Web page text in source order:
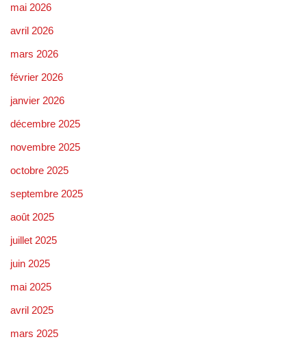
mai 2026
avril 2026
mars 2026
février 2026
janvier 2026
décembre 2025
novembre 2025
octobre 2025
septembre 2025
août 2025
juillet 2025
juin 2025
mai 2025
avril 2025
mars 2025